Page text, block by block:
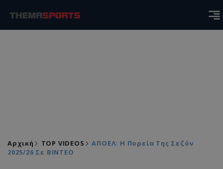
Αρχική TOP VIDEOS
ΑΠΟΕΛ: Η Πορεία Της Σεζόν
2025/26 Σε ΒΙΝΤΕΟ